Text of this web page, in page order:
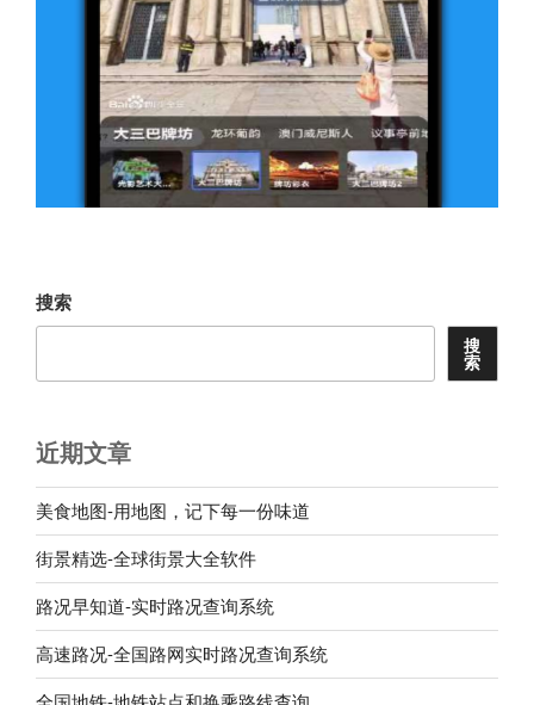
搜索
搜
索
近期文章
美食地图-用地图，记下每一份味道
街景精选-全球街景大全软件
路况早知道-实时路况查询系统
高速路况-全国路网实时路况查询系统